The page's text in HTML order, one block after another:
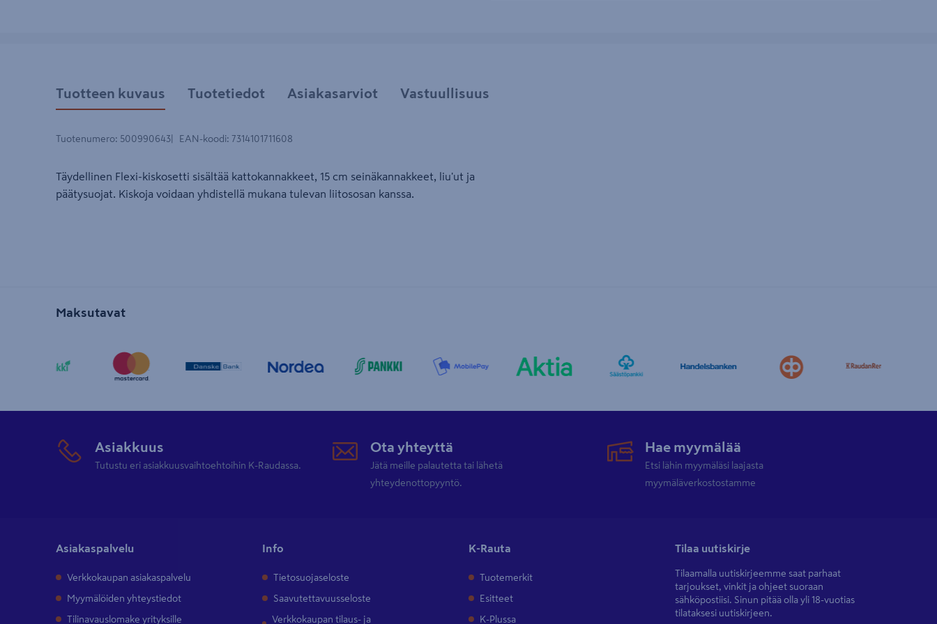
Tuotteen kuvaus Tuotetiedot Asiakasarviot Vastuullisuus
Tuotenumero: 500990643 EAN-koodi: 7314101711608
Täydellinen Flexi-kiskosetti sisältää kattokannakkeet, 15 cm seinäkannakkeet, liu'ut ja
päätysuojat. Kiskoja voidaan yhdistellä mukana tulevan liitososan kanssa.
Maksutavat
Asiakkuus
Tutustu eri asiakkuusvaihtoehtoihin K-Raudassa.
Ota yhteyttä
Jätä meille palautetta tai lähetä
yhteydenottopyyntö.
Hae myymälää
Etsi lähin myymäläsi laajasta
myymäläverkostostamme
Asiakaspalvelu
Verkkokaupan asiakaspalvelu
Myymälöiden yhteystiedot
Tilinavauslomake yrityksille
Info
Tietosuojaseloste
Saavutettavuusseloste
Verkkokaupan tilaus- ja
K-Rauta
Tuotemerkit
Esitteet
K-Plussa
Tilaa uutiskirje
Tilaamalla uutiskirjeemme saat parhaat
tarjoukset, vinkit ja ohjeet suoraan
sähköpostiisi. Sinun pitää olla yli 18-vuotias
tilataksesi uutiskirjeen.